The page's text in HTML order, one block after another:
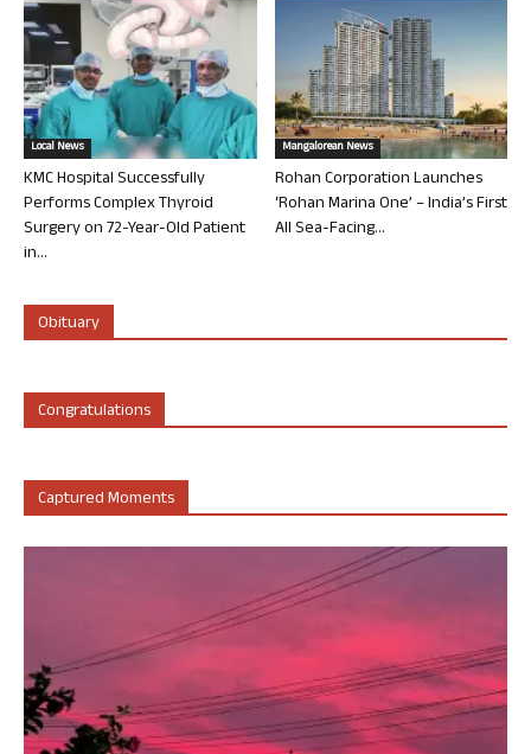
Local News
KMC Hospital Successfully
Performs Complex Thyroid
Surgery on 72-Year-Old Patient
in...
Mangalorean News
Rohan Corporation Launches
‘Rohan Marina One’ – India’s First
All Sea-Facing...
Obituary
Congratulations
Captured Moments